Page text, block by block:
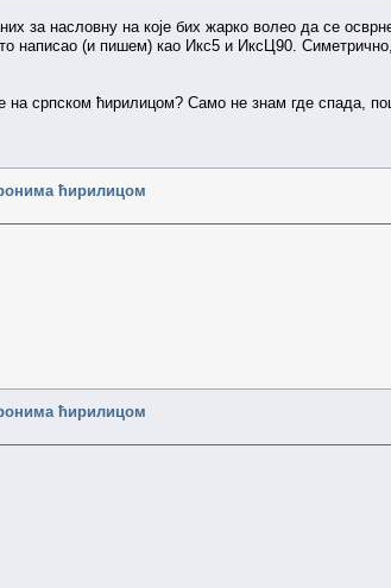
за насловну на које бих жарко волео да се
написао (и пишем) као Икс5 и ИксЦ90.
српском ћирилицом? Само не знам где спада,
ћирилицом
ћирилицом